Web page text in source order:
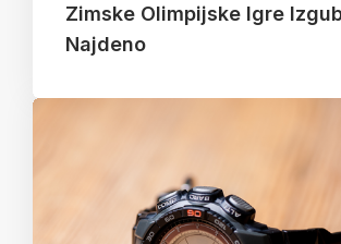
Zimske Olimpijske Igre
Najdeno